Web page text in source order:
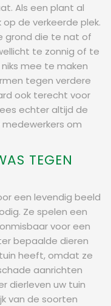
Als een plant al
de verkeerde plek.
grond die te nat of
te zonnig of te
mee te maken
tegen verdere
ook terecht voor
echter altijd de
om
TEGEN
een levendig beeld
Ze spelen een
voor een
bepaalde dieren
heeft, omdat ze
aanrichten
dierleven uw tuin
van de soorten